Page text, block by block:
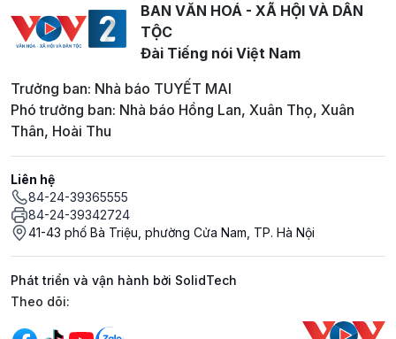
BAN VĂN HOÁ - XÃ HỘI VÀ DÂN
TỘC
Đài Tiếng nói Việt Nam
Trưởng ban: Nhà báo TUYẾT MAI
Phó trưởng ban: Nhà báo Hồng Lan, Xuân Thọ, Xuân
Thân, Hoài Thu
Liên hệ
84-24-39365555
84-24-39342724
41-43 phố Bà Triệu, phường Cửa Nam, TP. Hà Nội
Phát triển và vận hành bởi SolidTech
Mạng xã hội
Theo dõi: